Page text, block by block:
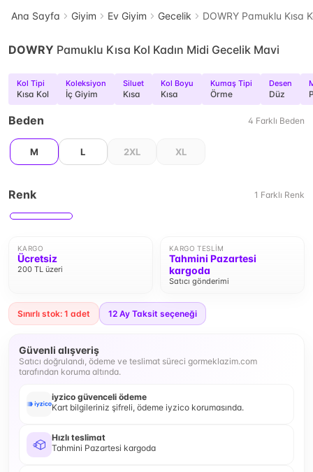
Ana Sayfa Giyim Ev Giyim Gecelik DOWRY Pamuklu Kısa
DOWRY Pamuklu Kısa Kol Kadın Midi Gecelik Mavi
Kol Tipi
Kısa Kol
Koleksiyon
İç Giyim
Siluet
Kısa
Kol Boyu
Kısa
Kumaş Tipi
Örme
Desen
Düz
Beden 4 Farklı Beden
M L 2XL XL
Renk 1 Farklı Renk
KARGO
Ücretsiz
200 TL üzeri
KARGO TESLIM
Tahmini Pazartesi
kargoda
Satıcı gönderimi
Sınırlı stok: 1 adet 12 Ay Taksit seçeneği
Güvenli alışveriş
Satıcı doğrulandı, ödeme ve teslimat süreci gormeklazim.com
tarafından koruma altında.
iyzico güvenceli ödeme
Kart bilgileriniz şifreli, ödeme iyzico korumasında.
Hızlı teslimat
Tahmini Pazartesi kargoda